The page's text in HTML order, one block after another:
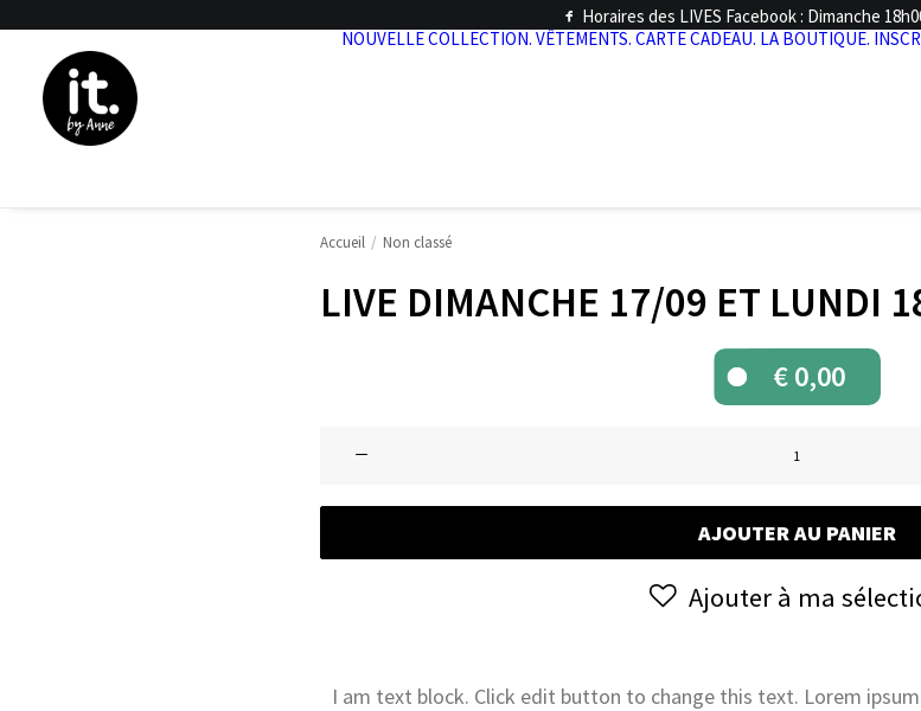
Horaires des LIVES Facebook : Dimanche
NOUVELLE COLLECTION. VÊTEMENTS. CARTE CADEAU. LA BOUTIQUE.
Accueil Non classé
LIVE DIMANCHE 17/09 ET LUNDI
€0,00
Live
Dimanche
17/09
et
AJOUTER AU PANIER
Ajouter à ma
I am text block. Click edit button to change this text. Lorem